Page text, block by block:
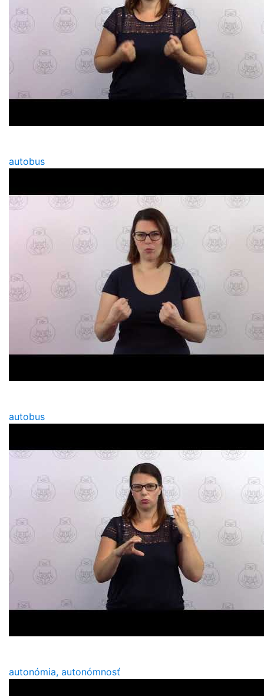
autobus
autobus
autonómia, autonómnosť